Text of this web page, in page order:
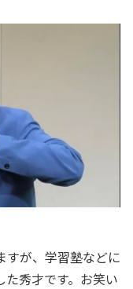
すが、学習塾などに
秀才です。お笑い